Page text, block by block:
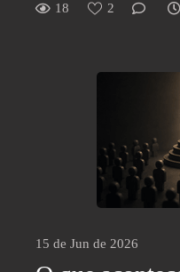
18 2
15 de Jun de 2026